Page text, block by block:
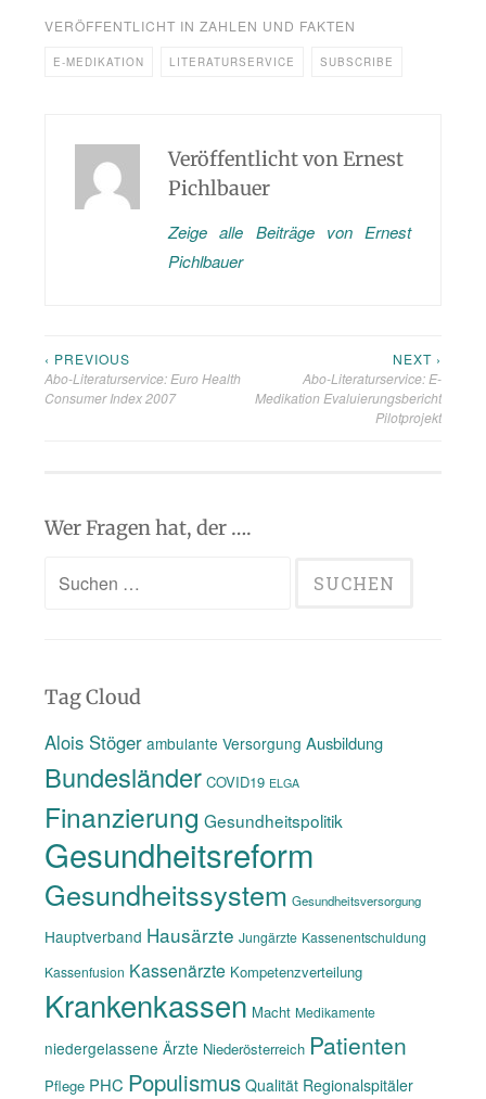
VERÖFFENTLICHT IN ZAHLEN UND FAKTEN
E-MEDIKATION LITERATURSERVICE SUBSCRIBE
Veröffentlicht von Ernest
Pichlbauer
Zeige alle Beiträge von Ernest
Pichlbauer
Beitragsnavigation
‹ PREVIOUS
Abo-Literaturservice: Euro Health
Consumer Index 2007
NEXT ›
Abo-Literaturservice: E-
Medikation Evaluierungsbericht
Pilotprojekt
Wer Fragen hat, der ….
Suchen
Tag Cloud
Alois Stöger ambulante Versorgung Ausbildung
Bundesländer COVID19 ELGA
Finanzierung Gesundheitspolitik
Gesundheitsreform
Gesundheitssystem Gesundheitsversorgung
Hauptverband Hausärzte Jungärzte Kassenentschuldung
Kassenfusion Kassenärzte Kompetenzverteilung
Krankenkassen Macht Medikamente
niedergelassene Ärzte Niederösterreich Patienten
Pflege PHC Populismus Qualität Regionalspitäler